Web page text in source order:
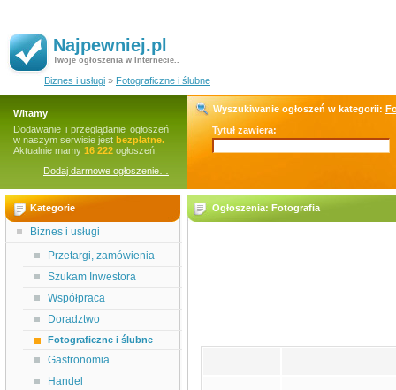
Najpewniej.pl
Twoje ogłoszenia w Internecie..
Biznes i usługi » Fotograficzne i ślubne
Witamy
Dodawanie i przeglądanie ogłoszeń
w naszym serwisie jest bezpłatne.
Aktualnie mamy 16 222 ogłoszeń.
Dodaj darmowe ogłoszenie…
Wyszukiwanie ogłoszeń w kategorii:
Tytuł zawiera:
Kategorie
Biznes i usługi
Przetargi, zamówienia
Szukam Inwestora
Współpraca
Doradztwo
Fotograficzne i ślubne
Gastronomia
Handel
Ogłoszenia: Fotografia